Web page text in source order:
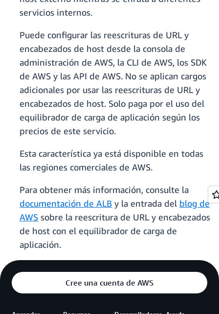
servicios internos.
Puede configurar las reescrituras de URL y
encabezados de host desde la consola de
administración de AWS, la CLI de AWS, los SDK
de AWS y las API de AWS. No se aplican cargos
adicionales por usar las reescrituras de URL y
encabezados de host. Solo paga por el uso del
equilibrador de carga de aplicación según los
precios de este servicio.
Esta característica ya está disponible en todas
las regiones comerciales de AWS.
Para obtener más información, consulte la
documentación de ALB y la entrada del blog de
AWS sobre la reescritura de URL y encabezados
de host con el equilibrador de carga de
aplicación.
Cree una cuenta de AWS